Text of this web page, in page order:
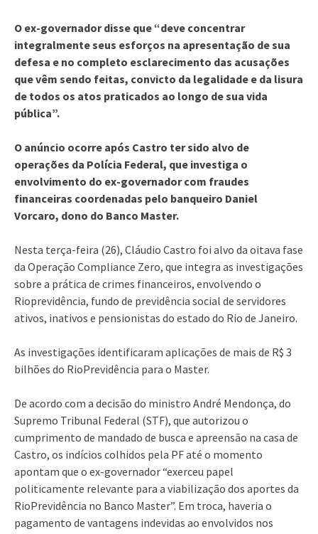
O ex-governador disse que “deve concentrar
integralmente seus esforços na apresentação de sua
defesa e no completo esclarecimento das acusações
que vêm sendo feitas, convicto da legalidade e da lisura
de todos os atos praticados ao longo de sua vida
pública”.
O anúncio ocorre após Castro ter sido alvo de
operações da Polícia Federal, que investiga o
envolvimento do ex-governador com fraudes
financeiras coordenadas pelo banqueiro Daniel
Vorcaro, dono do Banco Master.
Nesta terça-feira (26), Cláudio Castro foi alvo da oitava fase
da Operação Compliance Zero, que integra as investigações
sobre a prática de crimes financeiros, envolvendo o
Rioprevidência, fundo de previdência social de servidores
ativos, inativos e pensionistas do estado do Rio de Janeiro.
As investigações identificaram aplicações de mais de R$ 3
bilhões do RioPrevidência para o Master.
De acordo com a decisão do ministro André Mendonça, do
Supremo Tribunal Federal (STF), que autorizou o
cumprimento de mandado de busca e apreensão na casa de
Castro, os indícios colhidos pela PF até o momento
apontam que o ex-governador “exerceu papel
politicamente relevante para a viabilização dos aportes da
RioPrevidência no Banco Master”. Em troca, haveria o
pagamento de vantagens indevidas ao envolvidos nos